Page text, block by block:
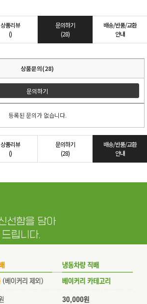
상품리뷰
()
문의하기
(28)
배송/반품/교환
안내
상품문의(28)
문의하기
등록된 문의가 없습니다.
상품리뷰
()
문의하기
(28)
배송/반품/교환
안내